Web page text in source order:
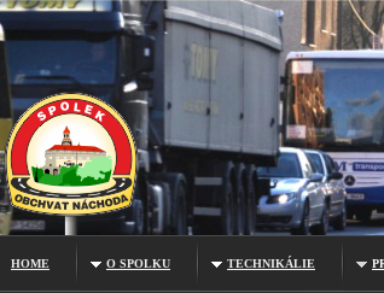
HOME O SPOLKU TECHNIKÁLIE